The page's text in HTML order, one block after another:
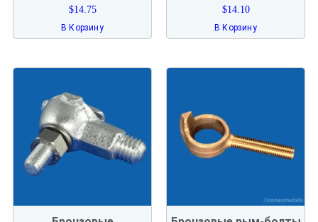
$14.75
В Корзину
$14.10
В Корзину